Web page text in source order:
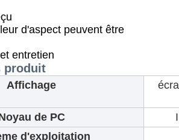
d'aspect peuvent être
entretien
produit
Affichage
de PC
d'exploitation